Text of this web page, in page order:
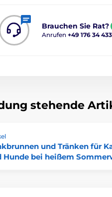
Brauchen Sie Rat?
Anrufen +49 176 34
stehende
und Tränken für
Hunde bei heißem